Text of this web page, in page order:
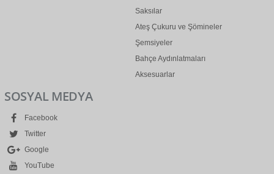
Saksılar
Ateş Çukuru ve Şömineler
Şemsiyeler
Bahçe Aydınlatmaları
Aksesuarlar
SOSYAL MEDYA
Facebook
Twitter
Google
YouTube